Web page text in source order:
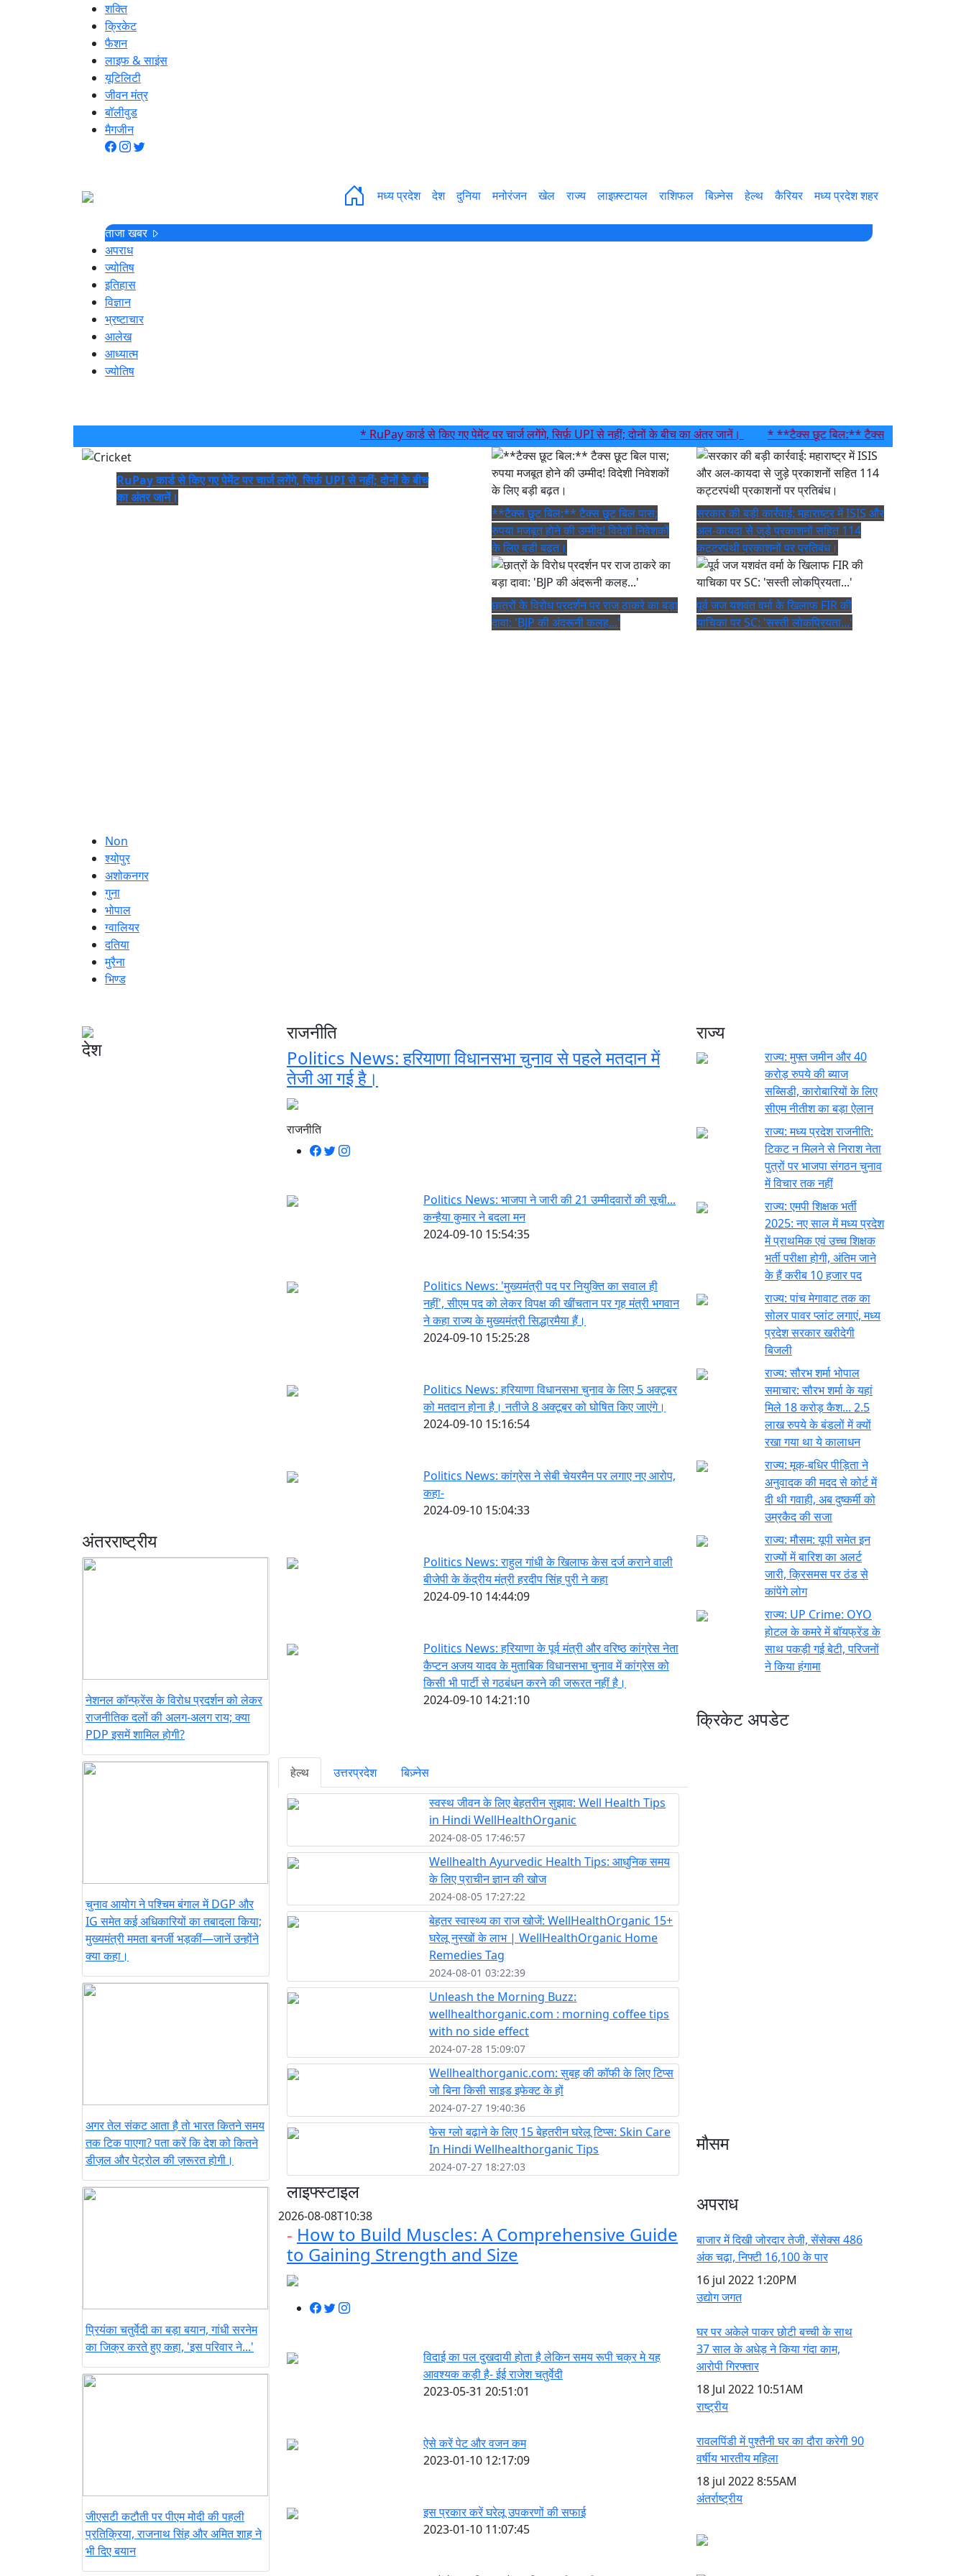
शक्ति
क्रिकेट
फैशन
लाइफ & साइंस
यूटिलिटी
जीवन मंत्र
बॉलीवुड
मैगजीन
मध्य प्रदेश देश दुनिया मनोरंजन खेल राज्य लाइफ़्स्टायल राशिफल बिज़्नेस हेल्थ कैरियर मध्य प्रदेश शहर
ताजा खबर
अपराध
ज्योतिष
इतिहास
विज्ञान
भ्रष्टाचार
आलेख
आध्यात्म
ज्योतिष
* RuPay कार्ड से किए गए पेमेंट पर चार्ज लगेंगे, सिर्फ़ UPI से नहीं; दोनों के बीच का अंतर जानें। * **टैक्स छूट बिल:** टैक्स छूट बिल पास; रुपया
RuPay कार्ड से किए गए पेमेंट पर चार्ज लगेंगे, सिर्फ़ UPI से नहीं; दोनों के बीच
का अंतर जानें।
**टैक्स छूट बिल:** टैक्स छूट बिल पास;
रुपया मजबूत होने की उम्मीद! विदेशी निवेशकों
के लिए बड़ी बढ़त।
सरकार की बड़ी कार्रवाई: महाराष्ट्र में ISIS और
अल-कायदा से जुड़े प्रकाशनों सहित 114
कट्टरपंथी प्रकाशनों पर प्रतिबंध।
छात्रों के विरोध प्रदर्शन पर राज ठाकरे का बड़ा
दावा: 'BJP की अंदरूनी कलह...'
पूर्व जज यशवंत वर्मा के खिलाफ FIR की
याचिका पर SC: 'सस्ती लोकप्रियता...'
Non
श्योपुर
अशोकनगर
गुना
भोपाल
ग्वालियर
दतिया
मुरैना
भिण्ड
देश
अंतरराष्ट्रीय
नेशनल कॉन्फ्रेंस के विरोध प्रदर्शन को लेकर
राजनीतिक दलों की अलग-अलग राय; क्या
PDP इसमें शामिल होगी?
चुनाव आयोग ने पश्चिम बंगाल में DGP और
IG समेत कई अधिकारियों का तबादला किया;
मुख्यमंत्री ममता बनर्जी भड़कीं—जानें उन्होंने
क्या कहा।
अगर तेल संकट आता है तो भारत कितने समय
तक टिक पाएगा? पता करें कि देश को कितने
डीज़ल और पेट्रोल की ज़रूरत होगी।
प्रियंका चतुर्वेदी का बड़ा बयान, गांधी सरनेम
का जिक्र करते हुए कहा, 'इस परिवार ने...'
जीएसटी कटौती पर पीएम मोदी की पहली
प्रतिक्रिया, राजनाथ सिंह और अमित शाह ने
भी दिए बयान
राजनीति
Politics News: हरियाणा विधानसभा चुनाव से पहले मतदान में
तेजी आ गई है।
राजनीति
Politics News: भाजपा ने जारी की 21 उम्मीदवारों की सूची...
कन्हैया कुमार ने बदला मन
2024-09-10 15:54:35
Politics News: 'मुख्यमंत्री पद पर नियुक्ति का सवाल ही
नहीं', सीएम पद को लेकर विपक्ष की खींचतान पर गृह मंत्री भगवान
ने कहा राज्य के मुख्यमंत्री सिद्धारमैया हैं।
2024-09-10 15:25:28
Politics News: हरियाणा विधानसभा चुनाव के लिए 5 अक्टूबर
को मतदान होना है। नतीजे 8 अक्टूबर को घोषित किए जाएंगे।
2024-09-10 15:16:54
Politics News: कांग्रेस ने सेबी चेयरमैन पर लगाए नए आरोप,
कहा-
2024-09-10 15:04:33
Politics News: राहुल गांधी के खिलाफ केस दर्ज कराने वाली
बीजेपी के केंद्रीय मंत्री हरदीप सिंह पुरी ने कहा
2024-09-10 14:44:09
Politics News: हरियाणा के पूर्व मंत्री और वरिष्ठ कांग्रेस नेता
कैप्टन अजय यादव के मुताबिक विधानसभा चुनाव में कांग्रेस को
किसी भी पार्टी से गठबंधन करने की जरूरत नहीं है।
2024-09-10 14:21:10
हेल्थ उत्तरप्रदेश
बिज़्नेस
स्वस्थ जीवन के लिए बेहतरीन सुझाव: Well Health Tips
in Hindi WellHealthOrganic
2024-08-05 17:46:57
Wellhealth Ayurvedic Health Tips: आधुनिक समय
के लिए प्राचीन ज्ञान की खोज
2024-08-05 17:27:22
बेहतर स्वास्थ्य का राज खोजें: WellHealthOrganic 15+
घरेलू नुस्खों के लाभ | WellHealthOrganic Home
Remedies Tag
2024-08-01 03:22:39
Unleash the Morning Buzz:
wellhealthorganic.com : morning coffee tips
with no side effect
2024-07-28 15:09:07
Wellhealthorganic.com: सुबह की कॉफी के लिए टिप्स
जो बिना किसी साइड इफेक्ट के हों
2024-07-27 19:40:36
फेस ग्लो बढ़ाने के लिए 15 बेहतरीन घरेलू टिप्स: Skin Care
In Hindi Wellhealthorganic Tips
2024-07-27 18:27:03
लाइफ्स्टाइल
2026-08-08T10:38
- How to Build Muscles: A Comprehensive Guide
to Gaining Strength and Size
विदाई का पल दुखदायी होता है लेकिन समय रूपी चक्र मे यह
आवश्यक कड़ी है- ईई राजेश चतुर्वेदी
2023-05-31 20:51:01
ऐसे करें पेट और वजन कम
2023-01-10 12:17:09
इस प्रकार करें घरेलू उपकरणों की सफाई
2023-01-10 11:07:45
राज्य
राज्य:मुफ्त जमीन और 40
करोड़ रुपये की ब्याज
सब्सिडी, कारोबारियों के लिए
सीएम नीतीश का बड़ा ऐलान
राज्य:मध्य प्रदेश राजनीति:
टिकट न मिलने से निराश नेता
पुत्रों पर भाजपा संगठन चुनाव
में विचार तक नहीं
राज्य:एमपी शिक्षक भर्ती
2025: नए साल में मध्य प्रदेश
में प्राथमिक एवं उच्च शिक्षक
भर्ती परीक्षा होगी, अंतिम जाने
के हैं करीब 10 हजार पद
राज्य:पांच मेगावाट तक का
सोलर पावर प्लांट लगाएं, मध्य
प्रदेश सरकार खरीदेगी
बिजली
राज्य:सौरभ शर्मा भोपाल
समाचार: सौरभ शर्मा के यहां
मिले 18 करोड़ कैश... 2.5
लाख रुपये के बंडलों में क्यों
रखा गया था ये कालाधन
राज्य:मूक-बधिर पीड़िता ने
अनुवादक की मदद से कोर्ट में
दी थी गवाही, अब दुष्कर्मी को
उम्रकैद की सजा
राज्य:मौसम: यूपी समेत इन
राज्यों में बारिश का अलर्ट
जारी, क्रिसमस पर ठंड से
कांपेंगे लोग
राज्य: UP Crime: OYO
होटल के कमरे में बॉयफ्रेंड के
साथ पकड़ी गई बेटी, परिजनों
ने किया हंगामा
क्रिकेट अपडेट
मौसम
अपराध
बाजार में दिखी जोरदार तेजी, सेंसेक्स 486
अंक चढ़ा, निफ्टी 16,100 के पार
16 jul 2022 1:20PM
उद्योग जगत
घर पर अकेले पाकर छोटी बच्ची के साथ
37 साल के अधेड़ ने किया गंदा काम,
आरोपी गिरफ्तार
18 Jul 2022 10:51AM
राष्ट्रीय
रावलपिंडी में पुश्तैनी घर का दौरा करेगी 90
वर्षीय भारतीय महिला
18 jul 20228:55AM
अंतर्राष्ट्रीय